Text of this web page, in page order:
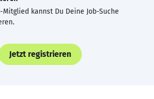
kannst Du Deine Job-Suche
Jetzt registrieren